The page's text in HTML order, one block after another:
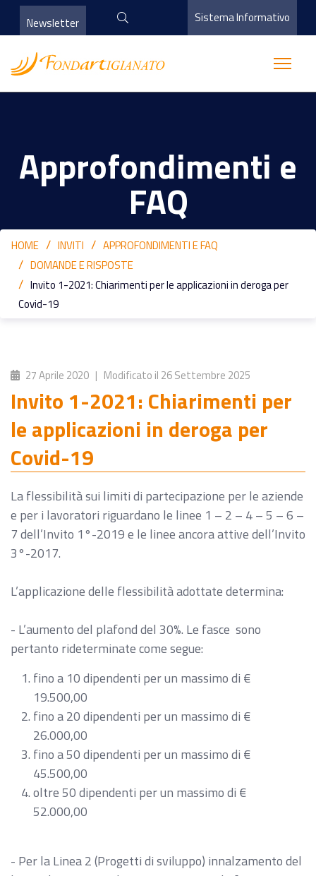
Newsletter Sistema Informativo
Approfondimenti e
FAQ
HOME INVITI
APPROFONDIMENTI E FAQ
DOMANDE E RISPOSTE
Invito 1-2021: Chiarimenti per le applicazioni in deroga per
Covid-19
27 Aprile 2020 | Modificato il 26 Settembre 2025
Invito 1-2021: Chiarimenti per
le applicazioni in deroga per
Covid-19
La flessibilità sui limiti di partecipazione per le aziende
e per i lavoratori riguardano le linee 1 – 2 – 4 – 5 – 6 –
7 dell’Invito 1°-2019 e le linee ancora attive dell’Invito
3°-2017.
L’applicazione delle flessibilità adottate determina:
- L’aumento del plafond del 30%. Le fasce sono
pertanto rideterminate come segue:
fino a 10 dipendenti per un massimo di €
19.500,00
fino a 20 dipendenti per un massimo di €
26.000,00
fino a 50 dipendenti per un massimo di €
45.500,00
oltre 50 dipendenti per un massimo di €
52.000,00
- Per la Linea 2 (Progetti di sviluppo) innalzamento del